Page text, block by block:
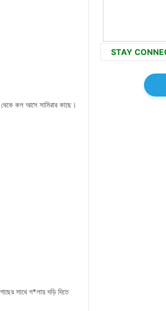
কল আসে সামিরার কাছে।
সাথে গ*লায় দড়ি দিতে
STAY